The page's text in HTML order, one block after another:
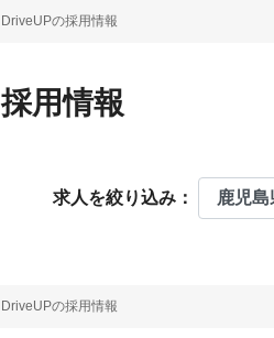
DriveUPの採用情報
採用情報
求人を絞り込み：
DriveUPの採用情報